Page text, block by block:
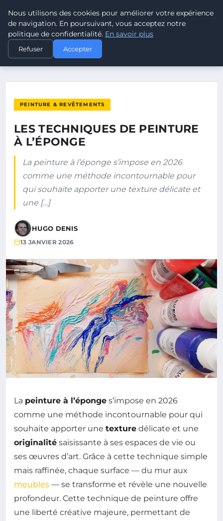
ELECTRODESTOCKS
ACCUEIL
LES TECHNIQUES DE PEINTURE À L’ÉPONGE
PEINTURE & REVÊTEMENTS
LES TECHNIQUES DE PEINTURE
À L’ÉPONGE
La peinture à l’éponge s’impose en 2026
comme une méthode incontournable pour
qui souhaite apporter une texture délicate et
une […]
HUGO DENIS
13 JANVIER 2026
La peinture à l’éponge s’impose en 2026
comme une méthode incontournable pour qui
souhaite apporter une texture délicate et une
originalité saisissante à ses espaces de vie ou
ses œuvres d’art. Grâce à cette technique simple
mais raffinée, chaque surface — du mur aux
meubles — se transforme et révèle une nouvelle
profondeur. Cette technique de peinture offre
une liberté créative majeure, permettant de
Nous utilisons des cookies pour améliorer votre expérience
de navigation. En poursuivant, vous acceptez notre
politique de confidentialité. En savoir plus
Refuser Accepter